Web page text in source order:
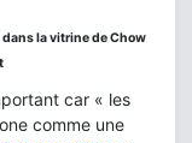
la vitrine de Chow
car « les
comme une